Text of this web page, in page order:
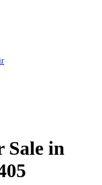
Sale in